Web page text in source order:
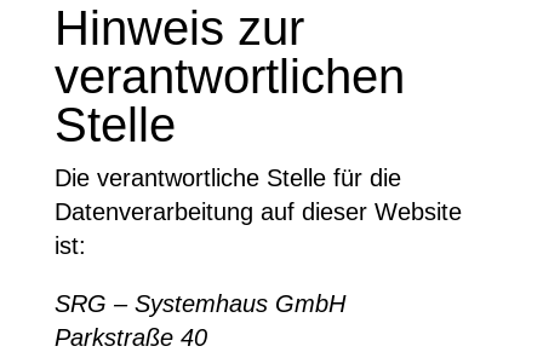
Hinweis zur
verantwortlichen
Stelle
Die verantwortliche Stelle für die
Datenverarbeitung auf dieser Website
ist:
SRG – Systemhaus GmbH
Parkstraße 40